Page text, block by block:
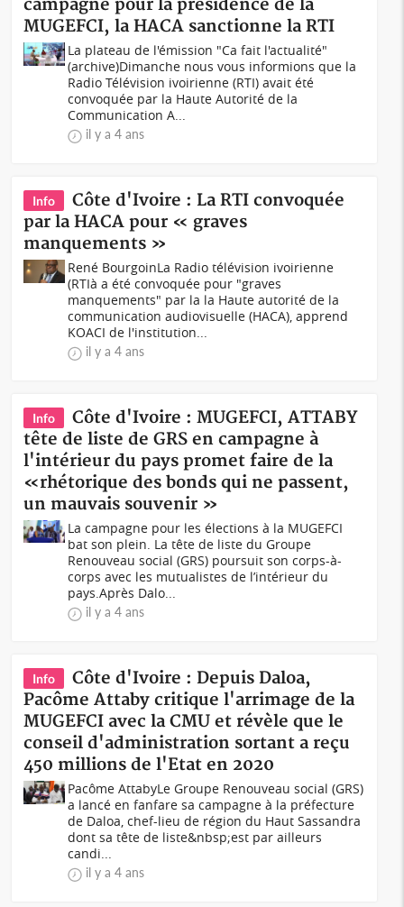
campagne pour la présidence de la
MUGEFCI, la HACA sanctionne la RTI
La plateau de l'émission "Ca fait l'actualité"
(archive)Dimanche nous vous informions que la
Radio Télévision ivoirienne (RTI) avait été
convoquée par la Haute Autorité de la
Communication A...
il y a 4 ans
Info
Côte d'Ivoire : La RTI convoquée
par la HACA pour « graves
manquements »
René Bourgoin La Radio télévision ivoirienne
(RTIà a été convoquée pour "graves
manquements" par la la Haute autorité de la
communication audiovisuelle (HACA), apprend
KOACI de l'institution...
il y a 4 ans
Info
Côte d'Ivoire : MUGEFCI, ATTABY
tête de liste de GRS en campagne à
l'intérieur du pays promet faire de la
«rhétorique des bonds qui ne passent,
un mauvais souvenir »
La campagne pour les élections à la MUGEFCI
bat son plein. La tête de liste du Groupe
Renouveau social (GRS) poursuit son corps-à-
corps avec les mutualistes de l’intérieur du
pays.Après Dalo...
il y a 4 ans
Info
Côte d'Ivoire : Depuis Daloa,
Pacôme Attaby critique l'arrimage de la
MUGEFCI avec la CMU et révèle que le
conseil d'administration sortant a reçu
450 millions de l'Etat en 2020
Pacôme AttabyLe Groupe Renouveau social (GRS)
a lancé en fanfare sa campagne à la préfecture
de Daloa, chef-lieu de région du Haut Sassandra
dont sa tête de liste&nbsp;est par ailleurs
candi...
il y a 4 ans